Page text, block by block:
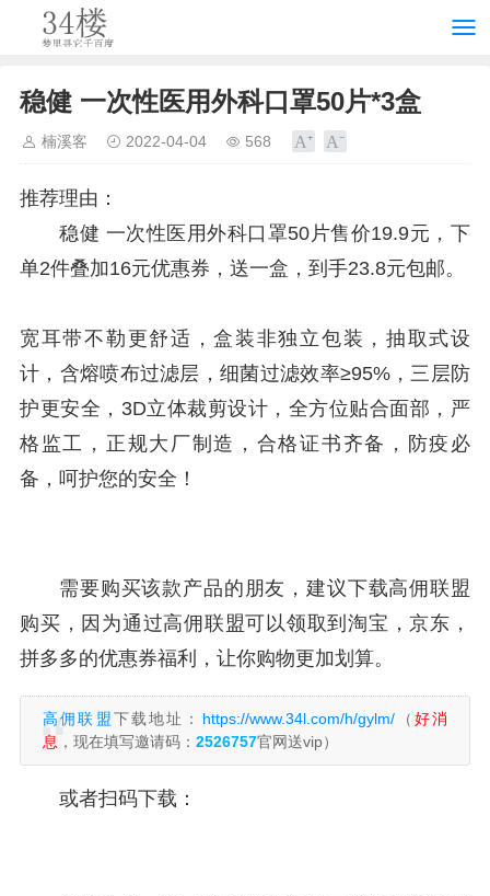
稳健 一次性医用外科口罩50片*3盒
楠溪客 2022-04-04 568
推荐理由：
稳健 一次性医用外科口罩50片售价19.9元，下
单2件叠加16元优惠券，送一盒，到手23.8元包邮。
宽耳带不勒更舒适，盒装非独立包装，抽取式设
计，含熔喷布过滤层，细菌过滤效率≥95%，三层防
护更安全，3D立体裁剪设计，全方位贴合面部，严
格监工，正规大厂制造，合格证书齐备，防疫必
备，呵护您的安全！
需要购买该款产品的朋友，建议下载高佣联盟
购买，因为通过高佣联盟可以领取到淘宝，京东，
拼多多的优惠券福利，让你购物更加划算。
高佣联盟下载地址： https://www.34l.com/h/gylm/（ 好消
息 ，现在填写邀请码： 2526757官网送vip）
或者扫码下载：